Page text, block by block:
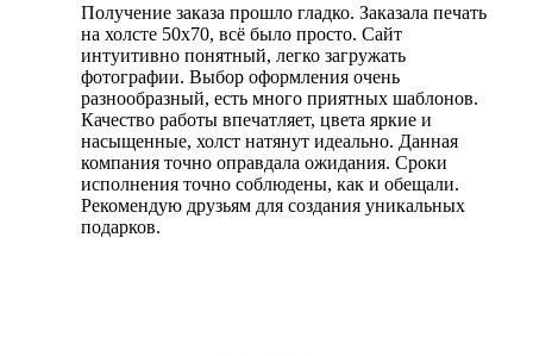
Получение заказа прошло гладко. Заказала печать
на холсте 50х70, всё было просто. Сайт
интуитивно понятный, легко загружать
фотографии. Выбор оформления очень
разнообразный, есть много приятных шаблонов.
Качество работы впечатляет, цвета яркие и
насыщенные, холст натянут идеально. Данная
компания точно оправдала ожидания. Сроки
исполнения точно соблюдены, как и обещали.
Рекомендую друзьям для создания уникальных
подарков.